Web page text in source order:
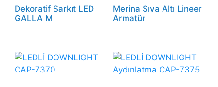
Dekoratif Sarkıt LED
GALLA M
Merina Sıva Altı Lineer
Armatür